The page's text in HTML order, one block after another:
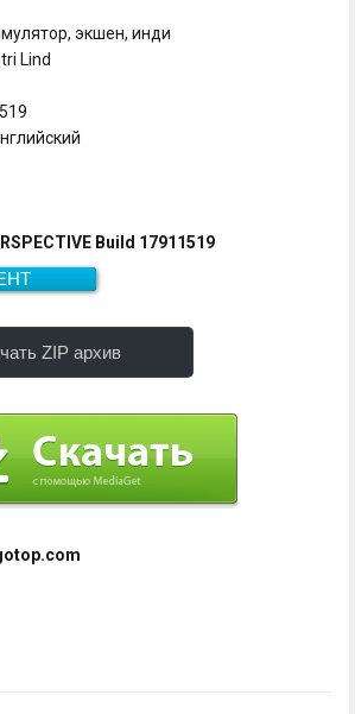
экшен, инди
Lind
Build 17911519
ZIP архив